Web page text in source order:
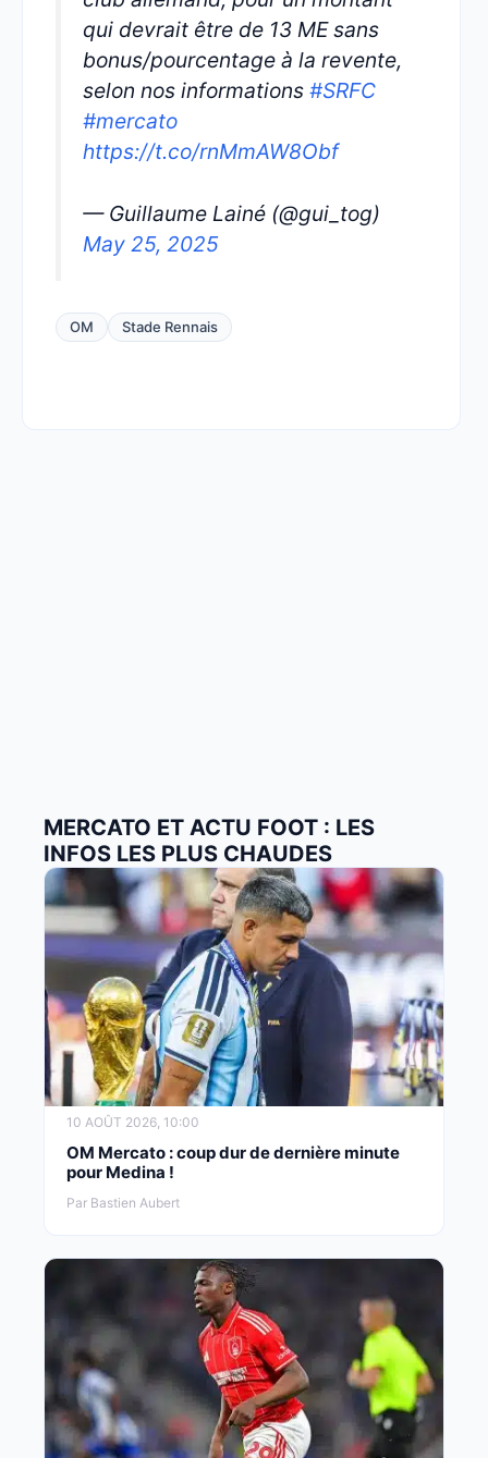
qui devrait être de 13 ME sans
bonus/pourcentage à la revente,
selon nos informations #SRFC
#mercato
https://t.co/rnMmAW8Obf
— Guillaume Lainé (@gui_tog)
May 25, 2025
OM Stade Rennais
MERCATO ET ACTU FOOT : LES
INFOS LES PLUS CHAUDES
10 AOÛT 2026, 10:00
OM Mercato : coup dur de dernière minute
pour Medina !
Par Bastien Aubert